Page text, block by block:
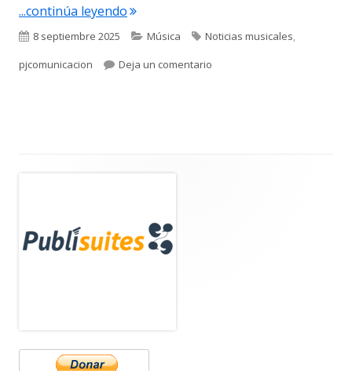
...continúa leyendo"Esta semana arranca en Madrid y
Publicado
el
8 septiembre 2025 Categorías
Música Etiquetas
Noticias musicales,
pjcomunicacion
Deja un comentario
lateral
principal